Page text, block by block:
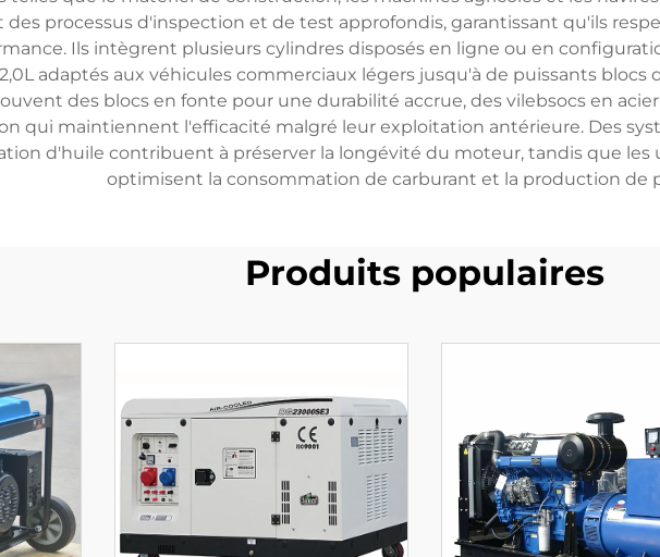
des processus d'inspection et de test approfondis, garantissant qu'ils
Ils intègrent plusieurs cylindres disposés en ligne ou en
adaptés aux véhicules commerciaux légers jusqu'à de puissants blocs
des blocs en fonte pour une durabilité accrue, des vilebsocs en
qui maintiennent l'efficacité malgré leur exploitation antérieure. Des
d'huile contribuent à préserver la longévité du moteur, tandis que
optimisent la consommation de carburant et la production de
Produits populaires